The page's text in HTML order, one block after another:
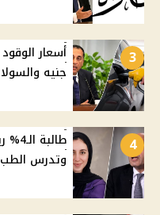
3
جنيه والسولار
4
وتدرس الطب